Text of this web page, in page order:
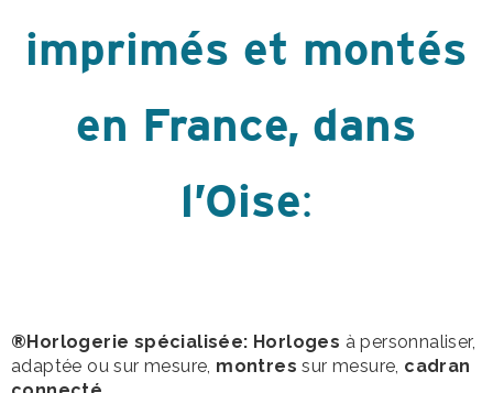
imprimés et montés
en France, dans
l’Oise:
®Horlogerie spécialisée: Horloges à personnaliser,
adaptée ou sur mesure, montressur mesure, cadran